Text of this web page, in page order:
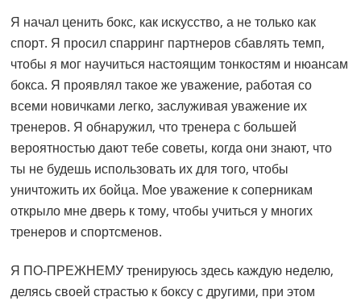
Я начал ценить бокс, как искусство, а не только как
спорт. Я просил спарринг партнеров сбавлять темп,
чтобы я мог научиться настоящим тонкостям и нюансам
бокса. Я проявлял такое же уважение, работая со
всеми новичками легко, заслуживая уважение их
тренеров. Я обнаружил, что тренера с большей
вероятностью дают тебе советы, когда они знают, что
ты не будешь использовать их для того, чтобы
уничтожить их бойца. Мое уважение к соперникам
открыло мне дверь к тому, чтобы учиться у многих
тренеров и спортсменов.
Я ПО-ПРЕЖНЕМУ тренируюсь здесь каждую неделю,
делясь своей страстью к боксу с другими, при этом